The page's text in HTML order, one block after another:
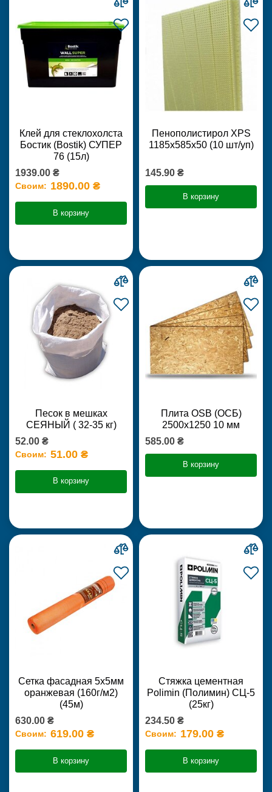
Клей для стеклохолста
Бостик (Bostik) СУПЕР
76 (15л)
1939.00 ₴
Своим: 1890.00 ₴
В корзину
Пенополистирол XPS
1185х585х50 (10 шт/уп)
145.90 ₴
В корзину
Песок в мешках
СЕЯНЫЙ ( 32-35 кг)
52.00 ₴
Своим: 51.00 ₴
В корзину
Плита OSB (ОСБ)
2500х1250 10 мм
585.00 ₴
В корзину
Сетка фасадная 5х5мм
оранжевая (160г/м2)
(45м)
630.00 ₴
Своим: 619.00 ₴
В корзину
Стяжка цементная
Polimin (Полимин) СЦ-5
(25кг)
234.50 ₴
Своим: 179.00 ₴
В корзину